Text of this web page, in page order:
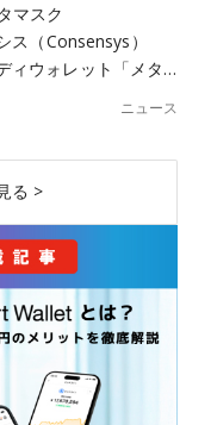
マスク
ス（Consensys）
ィウォレット「メタ…
ニュース
る >